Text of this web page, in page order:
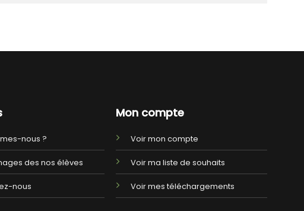
nous ?
des nos élèves
nous
Mon compte
Voir mon compte
Voir ma liste de souhaits
Voir mes téléchargements